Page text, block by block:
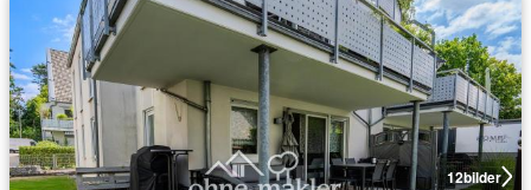
12bilder